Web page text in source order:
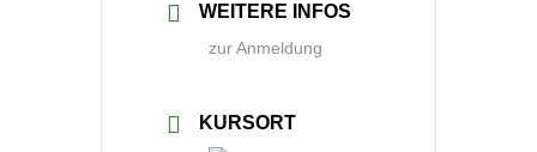
WEITERE INFOS
zur Anmeldung
KURSORT